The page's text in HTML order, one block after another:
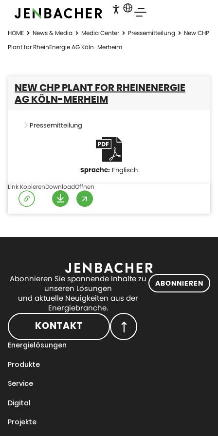
HOME News & Media Media Center Pressemitteilung
New CHP
Plant for RheinEnergie AG Köln-Merheim
NEW CHP PLANT FOR RHEINENERGIE
AG KÖLN-MERHEIM
Pressemitteilung
Englisch
Link KopierenDownloadOffnen
Abonnieren Sie spannende Inhalte zu
unseren Lösungen
und aktuelle Neuigkeiten aus der
Energiebranche.
ABONNIEREN
KONTAKT
Energielösungen
Produkte
Service
Digital
Projekte